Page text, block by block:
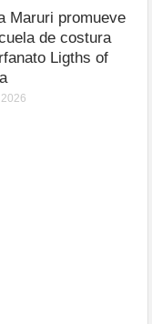
Maruri promueve
de costura
Ligths of